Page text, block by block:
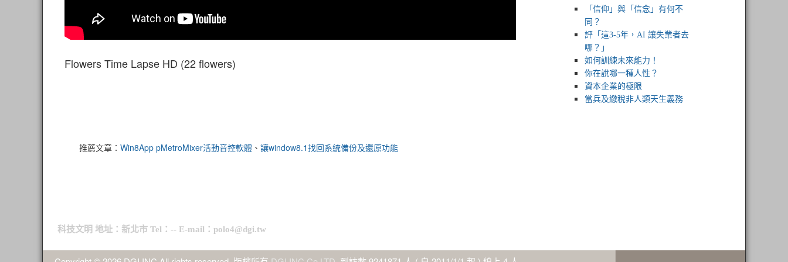
Flowers Time Lapse HD (22 flowers)
推薦文章： Win8App pMetroMixer活動音控軟體 、 讓window8.1找回系統備份及還原功能
「信仰」與「信念」有何不
同？
評「這3-5年，AI 讓失業者去
哪？」
如何訓練未來能力！
你在說哪一種人性？
資本企業的極限
當兵及繳稅非人類天生義務
科技文明 地址：新北市 Tel：-- E-mail：polo4@dgi.tw